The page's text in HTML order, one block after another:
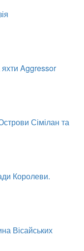
Aggressor
Сімілан та
Королеви.
Вісайських